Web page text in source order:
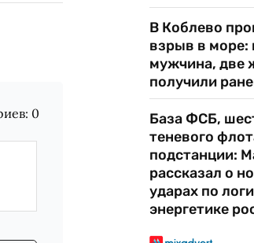
0
В Коблево
взрыв в море:
мужчина, две
получили
База ФСБ,
теневого
подстанции:
рассказал о
ударах по
энергетике